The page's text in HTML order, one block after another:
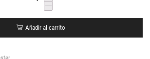
Añadir al carrito